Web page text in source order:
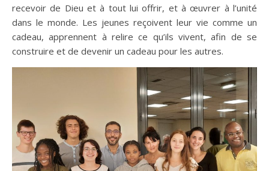
recevoir de Dieu et à tout lui offrir, et à œuvrer à l’unité
dans le monde. Les jeunes reçoivent leur vie comme un
cadeau, apprennent à relire ce qu’ils vivent, afin de se
construire et de devenir un cadeau pour les autres.